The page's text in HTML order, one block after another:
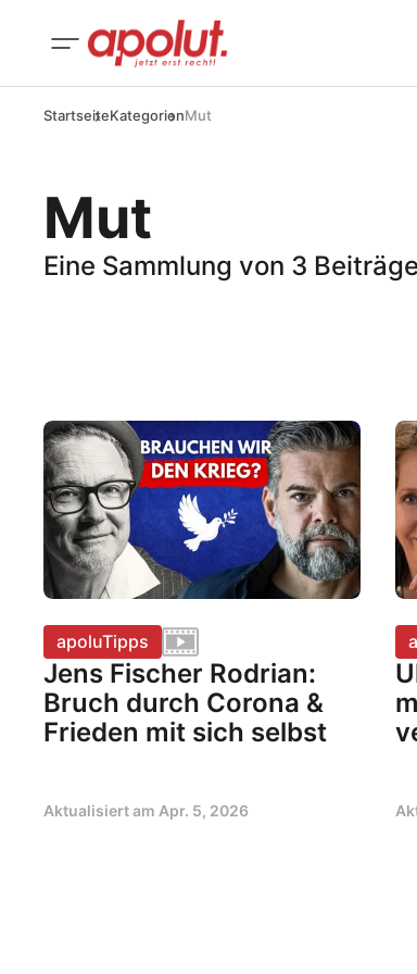
StartseiteKategorienMut
Mut
Eine Sammlung von 3 Beiträge
apoluTipps
Jens Fischer Rodrian:
Bruch durch Corona &
Frieden mit sich selbst
Aktualisiert am Apr. 5, 2026